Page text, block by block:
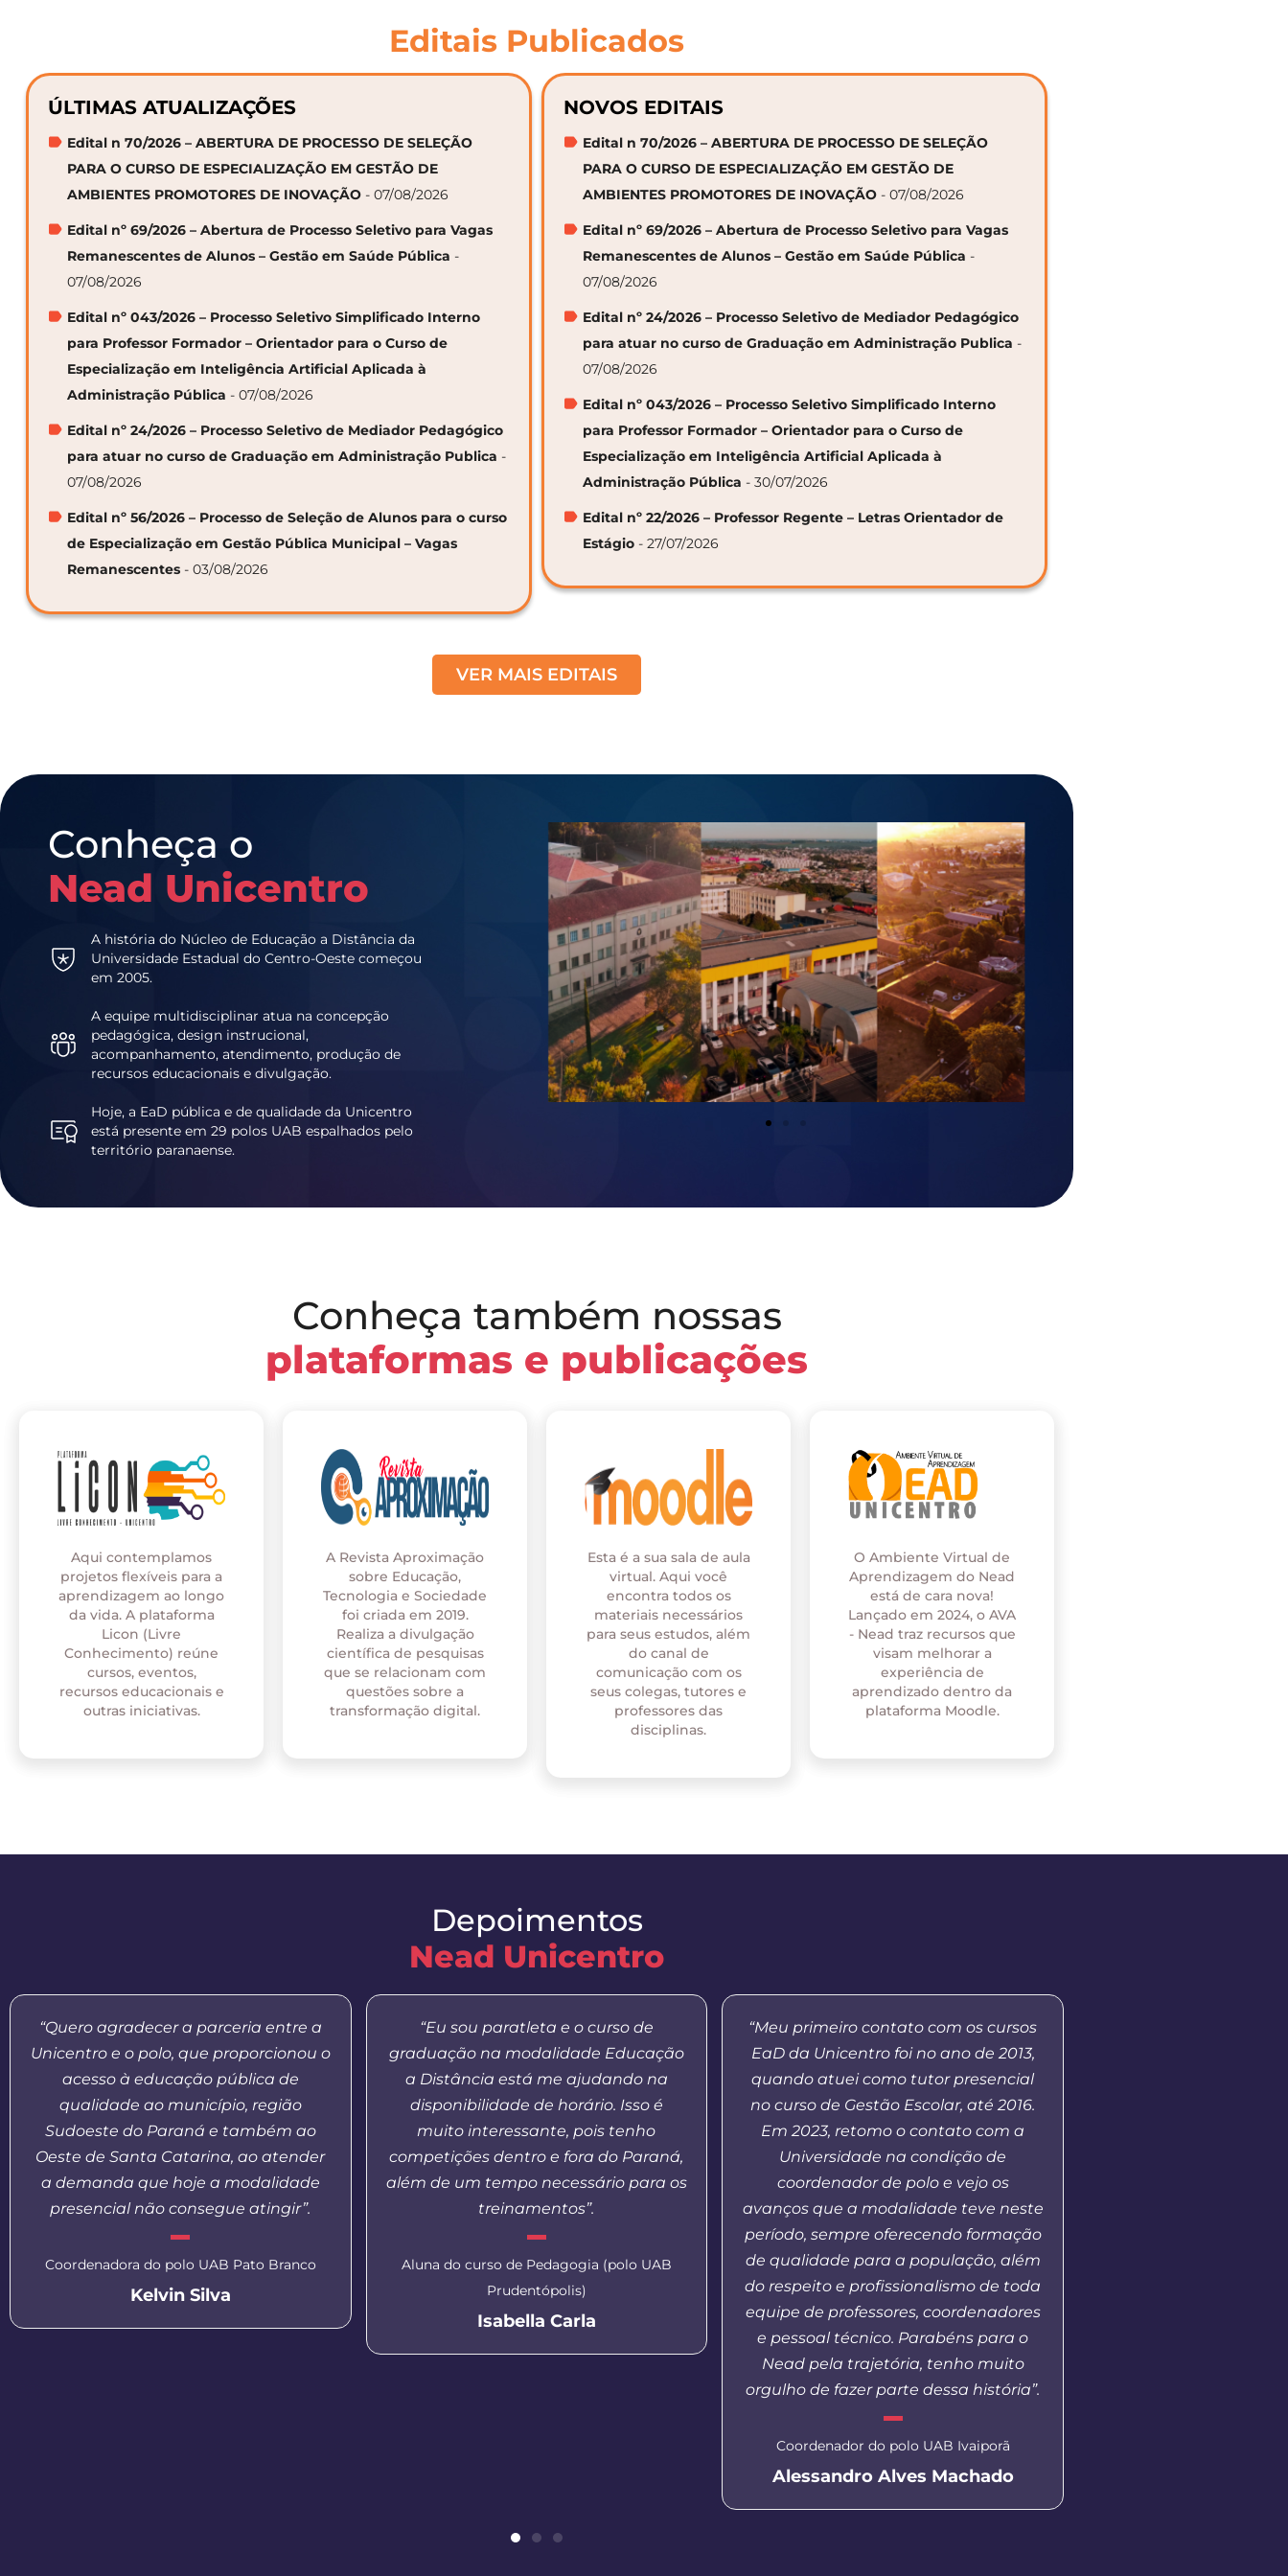
Editais Publicados
ÚLTIMAS ATUALIZAÇÕES
Edital n 70/2026 – ABERTURA DE PROCESSO DE SELEÇÃO
PARA O CURSO DE ESPECIALIZAÇÃO EM GESTÃO DE
AMBIENTES PROMOTORES DE INOVAÇÃO - 07/08/2026
Edital nº 69/2026 – Abertura de Processo Seletivo para Vagas
Remanescentes de Alunos – Gestão em Saúde Pública -
07/08/2026
Edital nº 043/2026 – Processo Seletivo Simplificado Interno
para Professor Formador – Orientador para o Curso de
Especialização em Inteligência Artificial Aplicada à
Administração Pública - 07/08/2026
Edital nº 24/2026 – Processo Seletivo de Mediador Pedagógico
para atuar no curso de Graduação em Administração Publica -
07/08/2026
Edital nº 56/2026 – Processo de Seleção de Alunos para o curso
de Especialização em Gestão Pública Municipal – Vagas
Remanescentes - 03/08/2026
NOVOS EDITAIS
Edital n 70/2026 – ABERTURA DE PROCESSO DE SELEÇÃO
PARA O CURSO DE ESPECIALIZAÇÃO EM GESTÃO DE
AMBIENTES PROMOTORES DE INOVAÇÃO - 07/08/2026
Edital nº 69/2026 – Abertura de Processo Seletivo para Vagas
Remanescentes de Alunos – Gestão em Saúde Pública -
07/08/2026
Edital nº 24/2026 – Processo Seletivo de Mediador Pedagógico
para atuar no curso de Graduação em Administração Publica -
07/08/2026
Edital nº 043/2026 – Processo Seletivo Simplificado Interno
para Professor Formador – Orientador para o Curso de
Especialização em Inteligência Artificial Aplicada à
Administração Pública - 30/07/2026
Edital nº 22/2026 – Professor Regente – Letras Orientador de
Estágio - 27/07/2026
VER MAIS EDITAIS
Conheça o
Nead Unicentro
A história do Núcleo de Educação a Distância da
Universidade Estadual do Centro-Oeste começou
em 2005.
A equipe multidisciplinar atua na concepção
pedagógica, design instrucional,
acompanhamento, atendimento, produção de
recursos educacionais e divulgação.
Hoje, a EaD pública e de qualidade da Unicentro
está presente em 29 polos UAB espalhados pelo
território paranaense.
Conheça também nossas
plataformas e publicações
Aqui contemplamos
projetos flexíveis para a
aprendizagem ao longo
da vida. A plataforma
Licon (Livre
Conhecimento) reúne
cursos, eventos,
recursos educacionais e
outras iniciativas.
A Revista Aproximação
sobre Educação,
Tecnologia e Sociedade
foi criada em 2019.
Realiza a divulgação
científica de pesquisas
que se relacionam com
questões sobre a
transformação digital.
Esta é a sua sala de aula
virtual. Aqui você
encontra todos os
materiais necessários
para seus estudos, além
do canal de
comunicação com os
seus colegas, tutores e
professores das
disciplinas.
O Ambiente Virtual de
Aprendizagem do Nead
está de cara nova!
Lançado em 2024, o AVA
- Nead traz recursos que
visam melhorar a
experiência de
aprendizado dentro da
plataforma Moodle.
Depoimentos
Nead Unicentro
“Quero agradecer a parceria entre a
Unicentro e o polo, que proporcionou o
acesso à educação pública de
qualidade ao município, região
Sudoeste do Paraná e também ao
Oeste de Santa Catarina, ao atender
a demanda que hoje a modalidade
presencial não consegue atingir”.
Coordenadora do polo UAB Pato Branco
Kelvin Silva
“Eu sou paratleta e o curso de
graduação na modalidade Educação
a Distância está me ajudando na
disponibilidade de horário. Isso é
muito interessante, pois tenho
competições dentro e fora do Paraná,
além de um tempo necessário para os
treinamentos”.
Aluna do curso de Pedagogia (polo UAB
Prudentópolis)
Isabella Carla
“Meu primeiro contato com os cursos
EaD da Unicentro foi no ano de 2013,
quando atuei como tutor presencial
no curso de Gestão Escolar, até 2016.
Em 2023, retomo o contato com a
Universidade na condição de
coordenador de polo e vejo os
avanços que a modalidade teve neste
período, sempre oferecendo formação
de qualidade para a população, além
do respeito e profissionalismo de toda
equipe de professores, coordenadores
e pessoal técnico. Parabéns para o
Nead pela trajetória, tenho muito
orgulho de fazer parte dessa história”.
Coordenador do polo UAB Ivaiporã
Alessandro Alves Machado